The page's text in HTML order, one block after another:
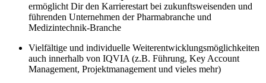
ermöglicht Dir den Karrierestart bei zukunftsweisenden und
führenden Unternehmen der Pharmabranche und
Medizintechnik-Branche
Vielfältige und individuelle Weiterentwicklungsmöglichkeiten
auch innerhalb von IQVIA (z.B. Führung, Key Account
Management, Projektmanagement und vieles mehr)